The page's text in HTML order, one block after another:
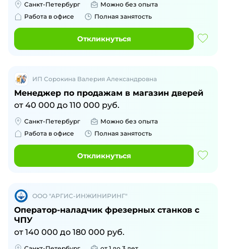
Санкт-Петербург
Можно без опыта
Работа в офисе
Полная занятость
Откликнуться
ИП Сорокина Валерия Александровна
Менеджер по продажам в магазин дверей
от 40 000 до 110 000 руб.
Санкт-Петербург
Можно без опыта
Работа в офисе
Полная занятость
Откликнуться
ООО "АРГИС-ИНЖИНИРИНГ"
Оператор-наладчик фрезерных станков с
ЧПУ
от 140 000 до 180 000 руб.